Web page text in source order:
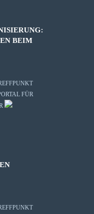
BEIM
FÜR